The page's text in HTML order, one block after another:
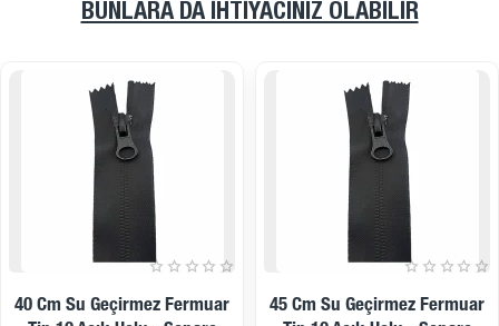
BUNLARA DA İHTIYACINIZ OLABILIR
50 Cm Su Geçirmez Fermuar
55 Cm Su Geçirmez Fermuar